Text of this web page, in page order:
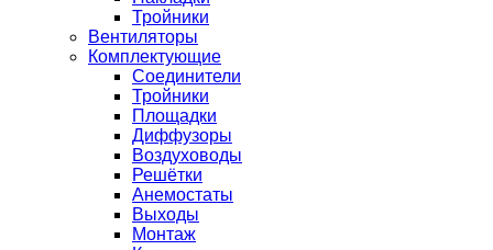
Тройники
Вентиляторы
Комплектующие
Соединители
Тройники
Площадки
Диффузоры
Воздуховоды
Решётки
Анемостаты
Выходы
Монтаж